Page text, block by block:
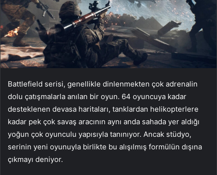
Battlefield serisi, genellikle dinlenmekten çok adrenalin
dolu çatışmalarla anılan bir oyun. 64 oyuncuya kadar
desteklenen devasa haritaları, tanklardan helikopterlere
kadar pek çok savaş aracının aynı anda sahada yer aldığı
yoğun çok oyunculu yapısıyla tanınıyor. Ancak stüdyo,
serinin yeni oyunuyla birlikte bu alışılmış formülün dışına
çıkmayı deniyor.